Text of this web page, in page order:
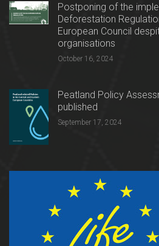
Postponing of the
Deforestation
European Council
organisations
October 16, 2024
Peatland Policy
published
September 17, 2024